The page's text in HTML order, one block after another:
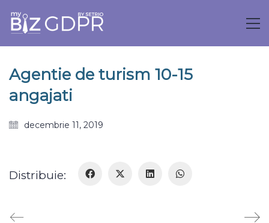
Agentie de turism 10-15
angajati
decembrie 11, 2019
Distribuie: